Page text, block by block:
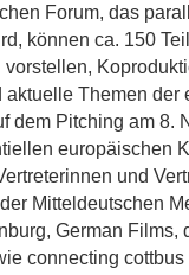
Forum, das
können ca. 150
aktuelle Themen der
dem Pitching am 8.
europäischen
und
Mitteldeutschen
German
connecting